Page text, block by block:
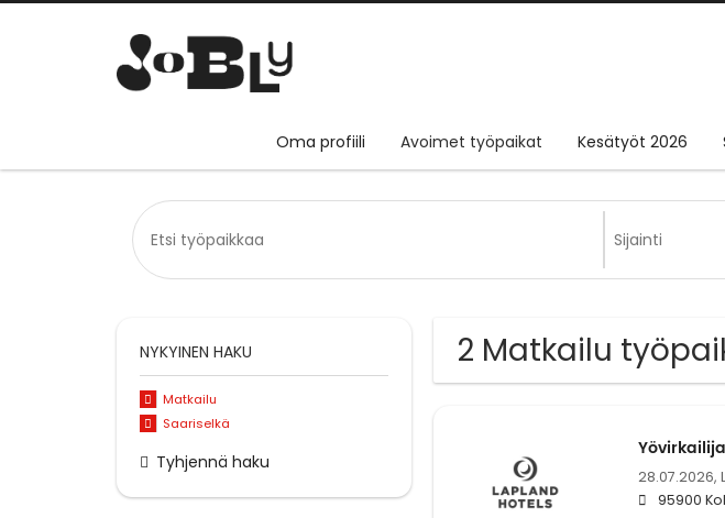
Oma profiili Avoimet työpaikat Kesätyöt 2026
2 Matkailu
28.07.2026,
95900
NYKYINEN HAKU
Matkailu
Saariselkä
Tyhjennä haku